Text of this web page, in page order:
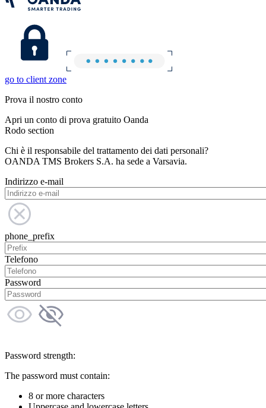
go to client zone
Prova il nostro conto
Apri un conto di prova gratuito Oanda
Rodo section
Chi è il responsabile del trattamento dei dati personali?
OANDA TMS Brokers S.A. ha sede a Varsavia.
Indirizzo e-mail
phone_prefix
Telefono
Password
Password strength:
The password must contain:
8 or more characters